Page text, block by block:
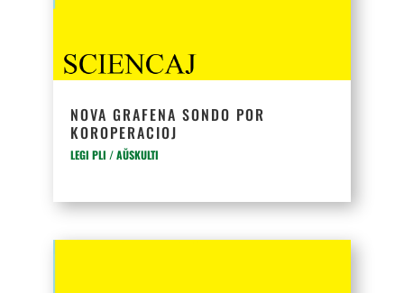
NOVA GRAFENA SONDO POR
KOROPERACIOJ
LEGI PLI / AŬSKULTI